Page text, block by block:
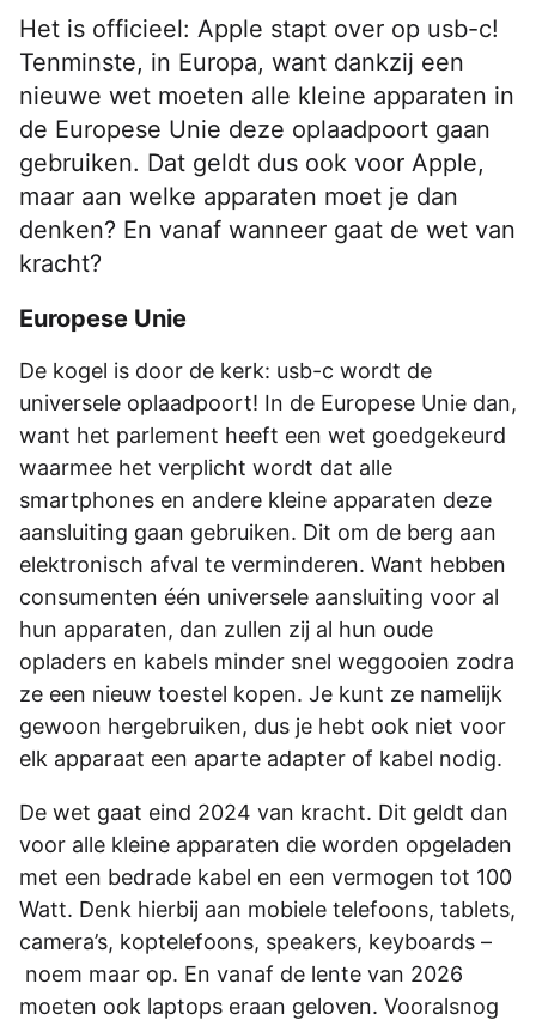
Het is officieel: Apple stapt over op usb-c!
Tenminste, in Europa, want dankzij een
nieuwe wet moeten alle kleine apparaten in
de Europese Unie deze oplaadpoort gaan
gebruiken. Dat geldt dus ook voor Apple,
maar aan welke apparaten moet je dan
denken? En vanaf wanneer gaat de wet van
kracht?
Europese Unie
De kogel is door de kerk: usb-c wordt de
universele oplaadpoort! In de Europese Unie dan,
want het parlement heeft een wet goedgekeurd
waarmee het verplicht wordt dat alle
smartphones en andere kleine apparaten deze
aansluiting gaan gebruiken. Dit om de berg aan
elektronisch afval te verminderen. Want hebben
consumenten één universele aansluiting voor al
hun apparaten, dan zullen zij al hun oude
opladers en kabels minder snel weggooien zodra
ze een nieuw toestel kopen. Je kunt ze namelijk
gewoon hergebruiken, dus je hebt ook niet voor
elk apparaat een aparte adapter of kabel nodig.
De wet gaat eind 2024 van kracht. Dit geldt dan
voor alle kleine apparaten die worden opgeladen
met een bedrade kabel en een vermogen tot 100
Watt. Denk hierbij aan mobiele telefoons, tablets,
camera’s, koptelefoons, speakers, keyboards –
noem maar op. En vanaf de lente van 2026
moeten ook laptops eraan geloven. Vooralsnog